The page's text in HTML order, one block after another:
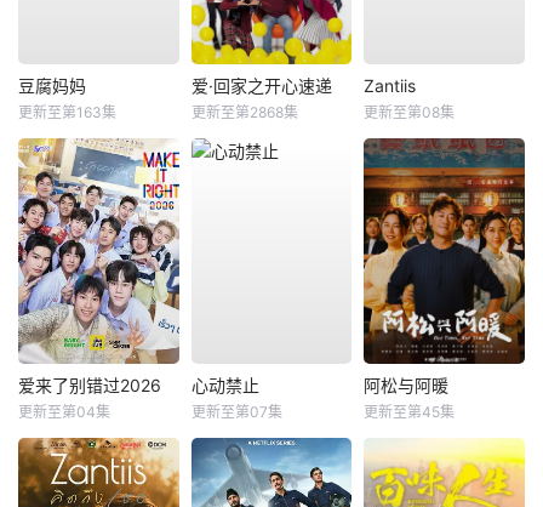
豆腐妈妈
更新至第163集
爱·回家之开心速递
更新至第2868集
Zantiis
更新至第08集
爱来了别错过2026
更新至第04集
心动禁止
更新至第07集
阿松与阿暖
更新至第45集